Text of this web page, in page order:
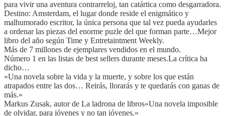
para vivir una aventura contrarreloj, tan catártica como desgarradora.
Destino: Amsterdam, el lugar donde reside el enigmático y
malhumorado escritor, la única persona que tal vez pueda ayudarles
a ordenar las piezas del enorme puzle del que forman parte…Mejor
libro del año según Time y Entretaintment Weekly.
Más de 7 millones de ejemplares vendidos en el mundo.
Número 1 en las listas de best sellers durante meses.La crítica ha
dicho…
«Una novela sobre la vida y la muerte, y sobre los que están
atrapados entre las dos… Reirás, llorarás y te quedarás con ganas de
más.»
Markus Zusak, autor de La ladrona de libros«Una novela imposible
de olvidar, para jóvenes y no tan jóvenes.»